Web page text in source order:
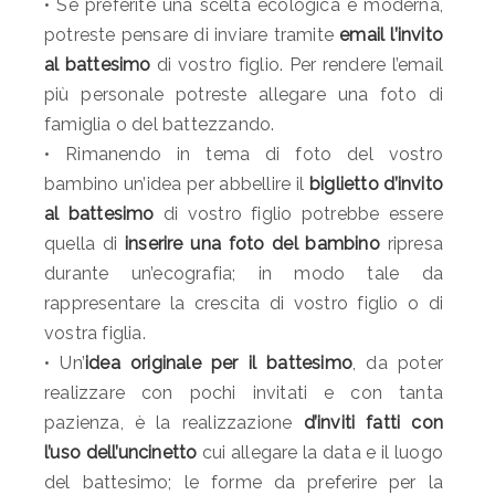
• Se preferite una scelta ecologica e moderna,
potreste pensare di inviare tramite email l’invito
al battesimo di vostro figlio. Per rendere l’email
più personale potreste allegare una foto di
famiglia o del battezzando.
• Rimanendo in tema di foto del vostro
bambino un’idea per abbellire il biglietto d’invito
al battesimo di vostro figlio potrebbe essere
quella di inserire una foto del bambinoripresa
durante un’ecografia; in modo tale da
rappresentare la crescita di vostro figlio o di
vostra figlia.
• Un’idea originale per il battesimo, da poter
realizzare con pochi invitati e con tanta
pazienza, è la realizzazione d’inviti fatti con
l’uso dell’uncinetto cui allegare la data e il luogo
del battesimo; le forme da preferire per la